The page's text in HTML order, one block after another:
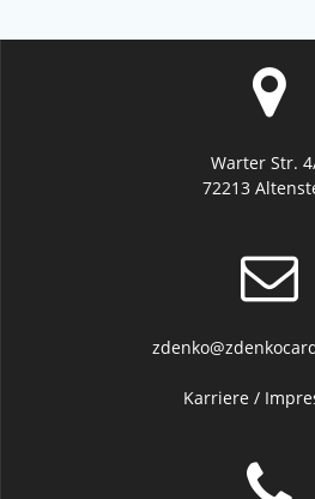
Warter Str.
72213
Karriere/